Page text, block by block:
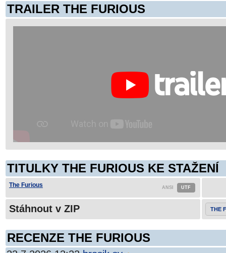
TRAILER THE FURIOUS
TITULKY THE FURIOUS KE STAŽENÍ
The Furious
Stáhnout v ZIP THE
RECENZE THE FURIOUS